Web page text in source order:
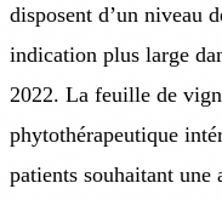
disposent d’un niveau
indication plus large
2022. La feuille de
phytothérapeutique
patients souhaitant une